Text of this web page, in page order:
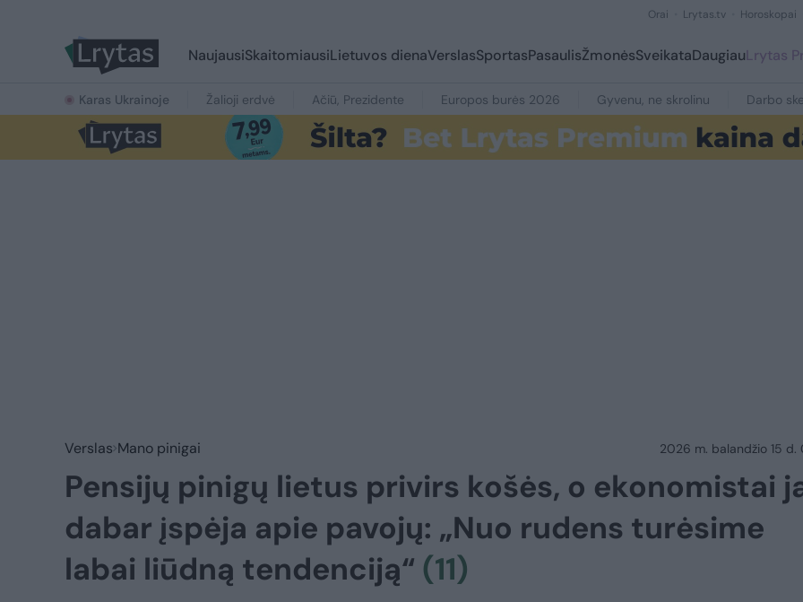
Orai Lrytas.tv Horoskopai
NaujausiSkaitomiausiLietuvos dienaVerslasSportasPasaulisŽmonėsSveikataDaugiauLrytas
Karas Ukrainoje Žalioji erdvė Ačiū, Prezidente Europos burės 2026 Gyvenu, ne skrolinu Darbo
Verslas Mano pinigai 2026 m. balandžio 15 d.
Pensijų pinigų lietus privirs košės, o ekonomistai
dabar įspėja apie pavojų: „Nuo rudens turėsime
labai liūdną tendenciją“ (11)